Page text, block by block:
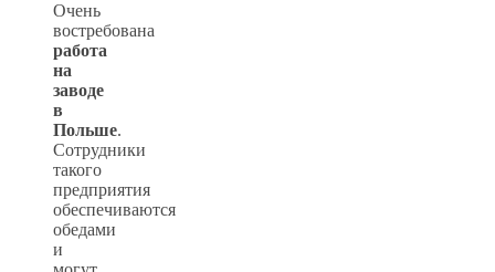
Очень
востребована
работа
на
заводе
в
Польше.
Сотрудники
такого
предприятия
обеспечиваются
обедами
и